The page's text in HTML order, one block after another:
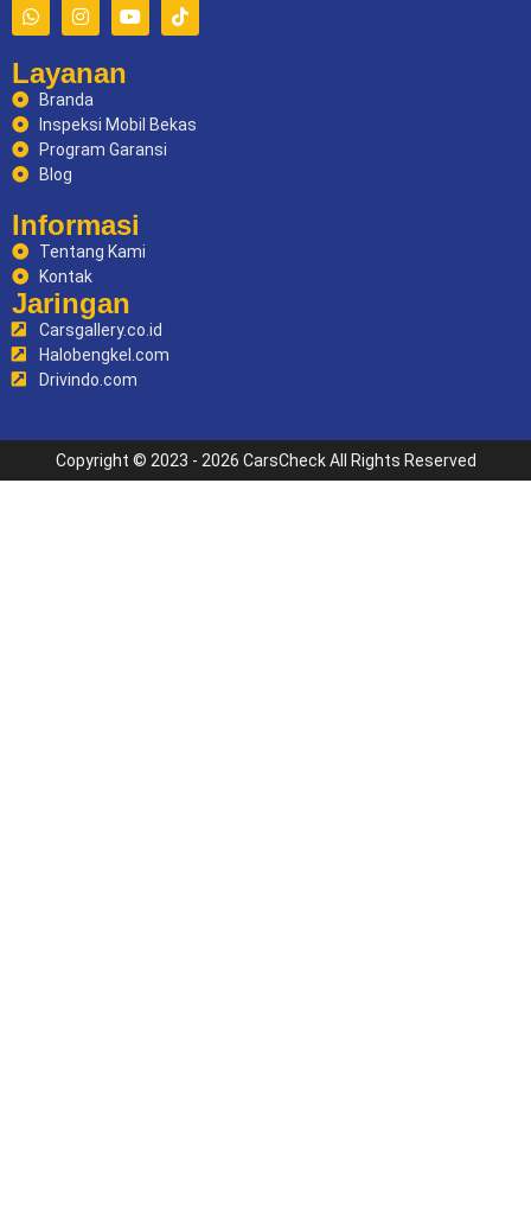
Layanan
Branda
Inspeksi Mobil Bekas
Program Garansi
Blog
Informasi
Tentang Kami
Kontak
Jaringan
Carsgallery.co.id
Halobengkel.com
Drivindo.com
Copyright © 2023 - 2026 CarsCheck All Rights Reserved